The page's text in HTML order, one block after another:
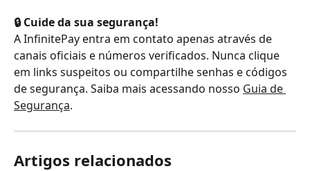
🔒 Cuide da sua segurança!
A InfinitePay entra em contato apenas através de
canais oficiais e números verificados. Nunca clique
em links suspeitos ou compartilhe senhas e códigos
de segurança. Saiba mais acessando nosso Guia de
Segurança.
Artigos relacionados